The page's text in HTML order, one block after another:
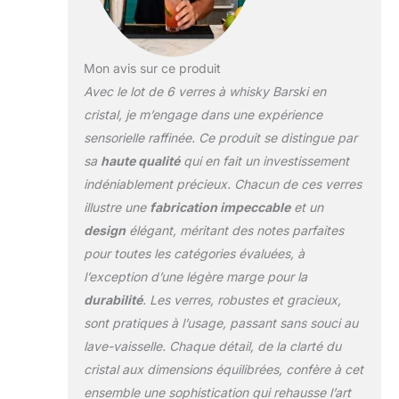
Mon avis sur ce produit
Avec le lot de 6 verres à whisky Barski en
cristal, je m’engage dans une expérience
sensorielle raffinée. Ce produit se distingue par
sa haute qualitéqui en fait un investissement
indéniablement précieux. Chacun de ces verres
illustre une fabrication impeccableet un
designélégant, méritant des notes parfaites
pour toutes les catégories évaluées, à
l’exception d’une légère marge pour la
durabilité. Les verres, robustes et gracieux,
sont pratiques à l’usage, passant sans souci au
lave-vaisselle. Chaque détail, de la clarté du
cristal aux dimensions équilibrées, confère à cet
ensemble une sophistication qui rehausse l’art